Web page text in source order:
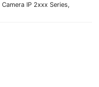
Camera IP 2xxx Series,